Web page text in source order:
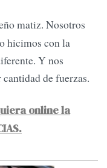
matiz. Nosotros
hicimos con la
Y nos
de fuerzas.
online la